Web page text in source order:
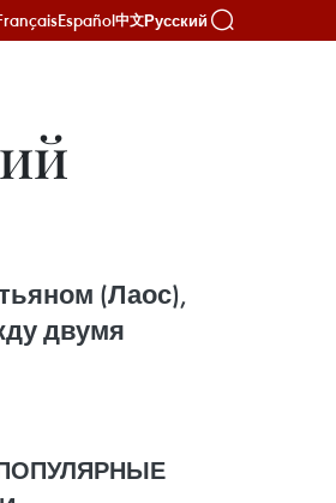
Español中文Русский
(Лаос),
двумя